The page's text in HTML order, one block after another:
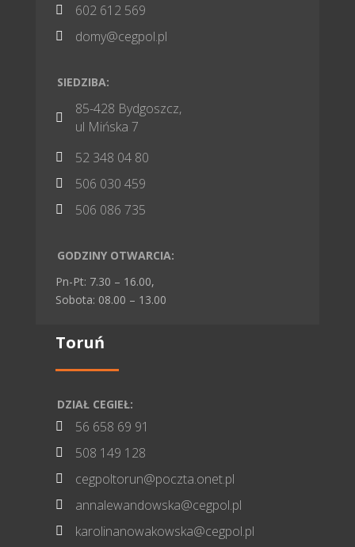
 602 612 569
 domy@cegpol.pl
SIEDZIBA:

85-428 Bydgoszcz,
ul Mińska 7
 52 348 04 80
 506 030 459
 506 086 735
GODZINY OTWARCIA:
Pn-Pt: 7.30 – 16.00,
Sobota: 08.00 – 13.00
Toruń
DZIAŁ CEGIEŁ:
 56 658 69 91
 508 149 128
 cegpoltorun@poczta.onet.pl
 annalewandowska@cegpol.pl
 karolinanowakowska@cegpol.pl